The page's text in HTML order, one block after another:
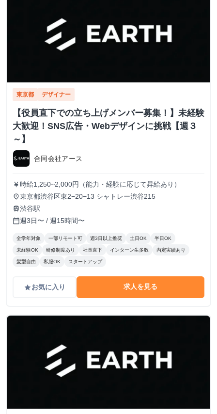
東京都 デザイナー
【役員直下での立ち上げメンバー募集！】未経験
大歓迎！SNS広告・Webデザインに挑戦【週３
～】
合同会社アース
currency_yen 時給1,250~2,000円（能力・経験に応じて昇給あり）
place東京都渋谷区東2−20−13 シャトレー渋谷215
train渋谷駅
calendar_today週3日〜 / 週15時間〜
全学年対象 一部リモート可 週3日以上推奨 土日OK 半日OK
未経験OK 研修制度あり 社長直下 インターン生多数 内定実績あり
髪型自由 私服OK スタートアップ
gradeお気に入り 求人を見る